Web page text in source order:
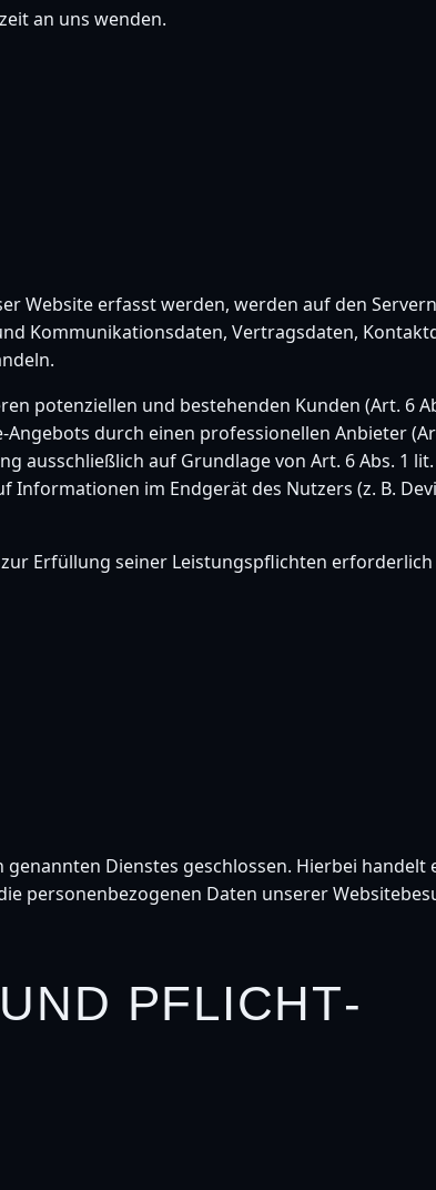
an uns wenden.
Website erfasst werden, werden auf den
Kommunikationsdaten, Vertragsdaten,
potenziellen und bestehenden Kunden (Art. 6
durch einen professionellen Anbieter
auf Grundlage von Art. 6 Abs. 1 lit.
Informationen im Endgerät des Nutzers (z. B.
Erfüllung seiner Leistungspflichten
Dienstes geschlossen. Hierbei handelt
personenbezogenen Daten unserer
PFLICHT­